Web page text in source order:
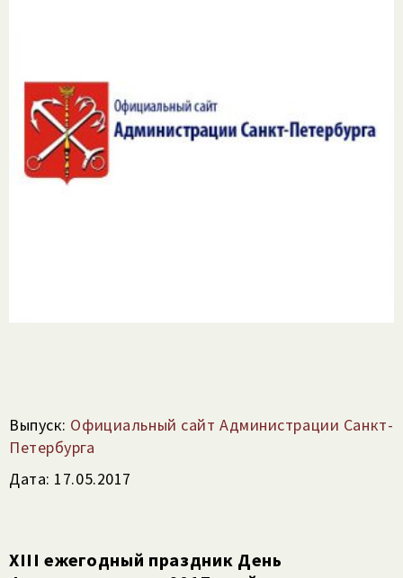
Выпуск: Официальный сайт Администрации Санкт-
Петербурга
Дата: 17.05.2017
XIII ежегодный праздник День